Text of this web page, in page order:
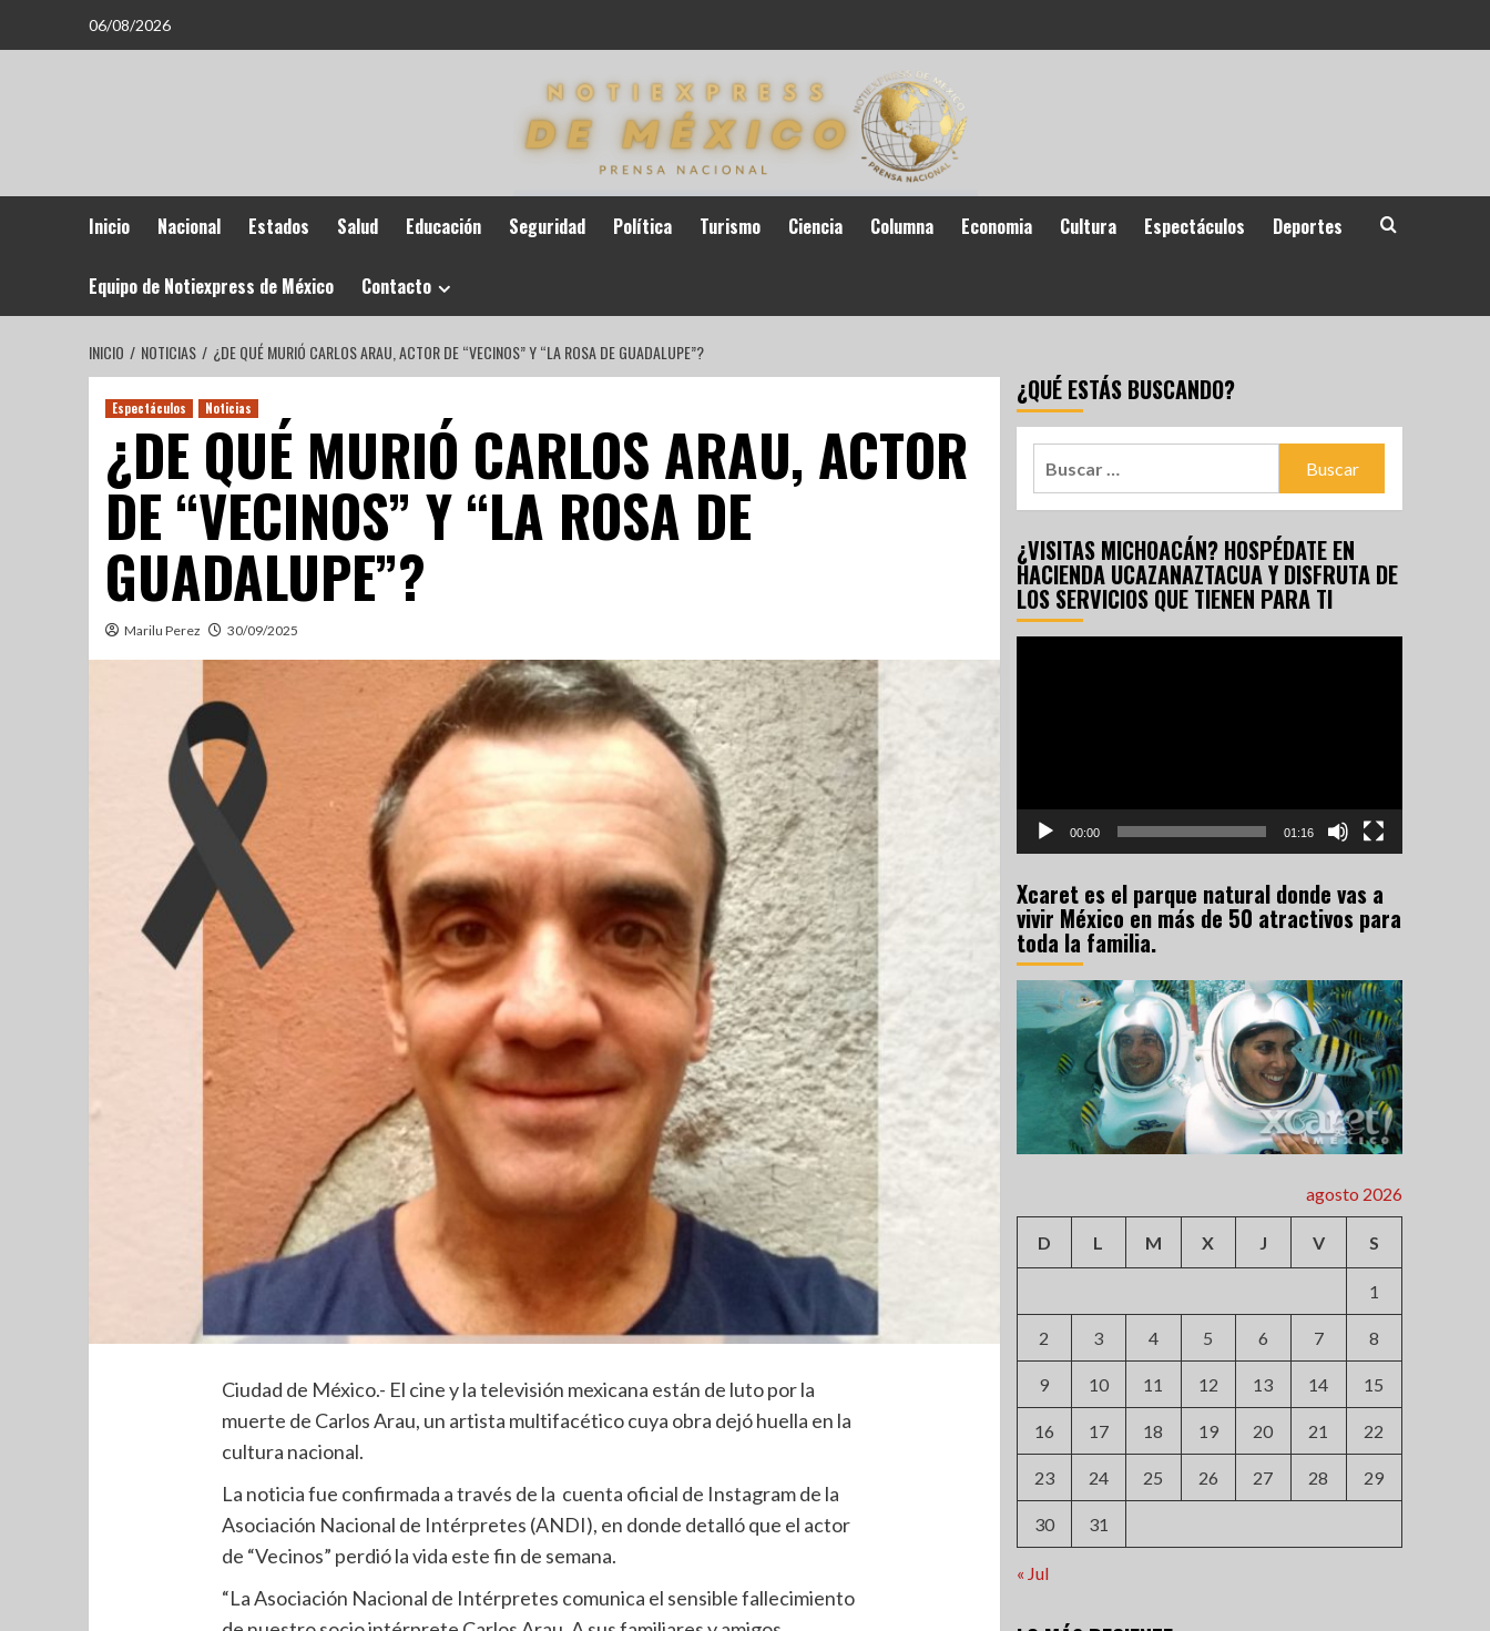
06/08/2026
Inicio Nacional Estados Salud Educación Seguridad Política Turismo Ciencia Columna Economia Cultura Espectáculos Deportes
Equipo de Notiexpress de México Contacto
INICIO NOTICIAS ¿DE QUÉ MURIÓ CARLOS ARAU, ACTOR DE “VECINOS” Y “LA ROSA DE GUADALUPE”?
Espectáculos Noticias
¿DE QUÉ MURIÓ CARLOS ARAU, ACTOR
DE “VECINOS” Y “LA ROSA DE
GUADALUPE”?
Marilu Perez 30/09/2025
Ciudad de México.- El cine y la televisión mexicana están de luto por la
muerte de Carlos Arau, un artista multifacético cuya obra dejó huella en la
cultura nacional.
La noticia fue confirmada a través de la cuenta oficial de Instagram de la
Asociación Nacional de Intérpretes (ANDI), en donde detalló que el actor
de “Vecinos” perdió la vida este fin de semana.
“La Asociación Nacional de Intérpretes comunica el sensible fallecimiento
¿QUÉ ESTÁS BUSCANDO?
¿VISITAS MICHOACÁN? HOSPÉDATE EN
HACIENDA UCAZANAZTACUA Y DISFRUTA DE
LOS SERVICIOS QUE TIENEN PARA TI
00:00 01:16
Xcaret es el parque natural donde vas a
vivir México en más de 50 atractivos para
toda la familia.
agosto 2026
D L M X J V S
1
2 3 4 5 6 7 8
9 10 11 12 13 14 15
16 17 18 19 20 21 22
23 24 25 26 27 28 29
30 31
« Jul